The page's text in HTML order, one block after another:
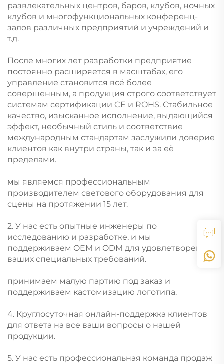
развлекательных центров, баров, клубов, ночных
клубов и многофункциональных конференц-
залов различных предприятий и учреждений и
т.д.
После многих лет разработки предприятие
постоянно расширяется в масштабах, его
управление становится всё более
совершенным, а продукция строго соответствует
системам сертификации CE и ROHS. Стабильное
качество, изысканное исполнение, выдающийся
эффект, необычный стиль и соответствие
международным стандартам заслужили доверие
клиентов как внутри страны, так и за её
пределами.
мы являемся профессиональным
производителем светового оборудования для
сцены на протяжении 15 лет.
2. У нас есть опытные инженеры по
исследованию и разработке, и мы
поддерживаем OEM и ODM для удовлетворения
ваших специальных требований.
принимаем малую партию под заказ и
поддерживаем кастомизацию логотипа.
4. Круглосуточная онлайн-поддержка клиентов
для ответа на все ваши вопросы о нашей
продукции.
5. У нас есть профессиональная команда продаж